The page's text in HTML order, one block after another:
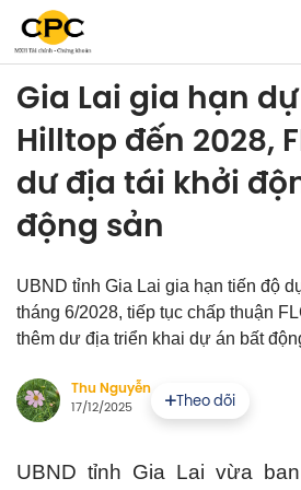
Gia Lai gia hạn dự
Hilltop đến 2028,
dư địa tái khởi
động sản
UBND tỉnh Gia Lai gia hạn tiến độ
tháng 6/2028, tiếp tục chấp thuận
thêm dư địa triển khai dự án bất
Thu Nguyễn
17/12/2025 Theo dõi
UBND tỉnh Gia Lai vừa